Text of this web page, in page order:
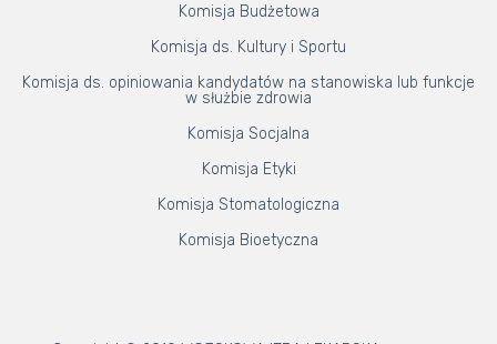
Komisja Budżetowa
Komisja ds. Kultury i Sportu
Komisja ds. opiniowania kandydatów na stanowiska lub funkcje
w służbie zdrowia
Komisja Socjalna
Komisja Etyki
Komisja Stomatologiczna
Komisja Bioetyczna